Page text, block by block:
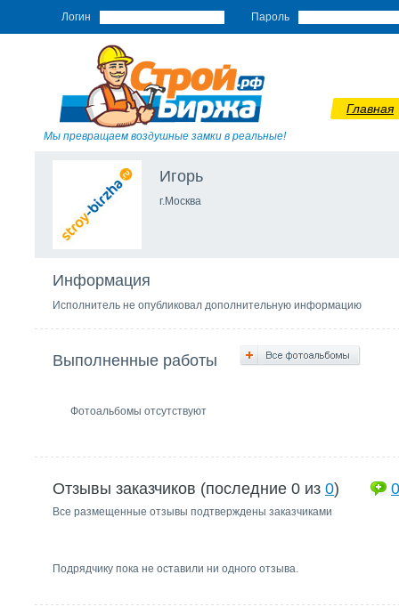
Логин Пароль
Мы превращаем воздушные замки в реальные!
Главная
Игорь
г.Москва
Информация
Исполнитель не опубликовал дополнительную информацию
Выполненные работы
Фотоальбомы отсутствуют
Отзывы заказчиков (последние 0 из 0) 0
Все размещенные отзывы подтверждены заказчиками
Подрядчику пока не оставили ни одного отзыва.